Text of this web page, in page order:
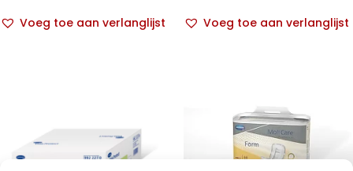
Voeg toe aan verlanglijst
Voeg toe aan verlanglijst